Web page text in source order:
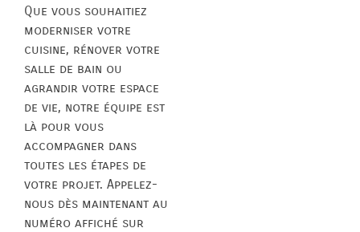
Que vous souhaitiez
moderniser votre
cuisine, rénover votre
salle de bain ou
agrandir votre espace
de vie, notre équipe est
là pour vous
accompagner dans
toutes les étapes de
votre projet. Appelez-
nous dès maintenant au
numéro affiché sur